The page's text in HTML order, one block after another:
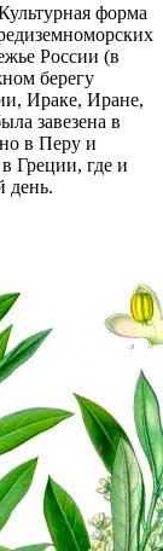
форма
России (в
берегу
Ираке, Иране,
завезена в
в Перу и
Греции, где и
день.